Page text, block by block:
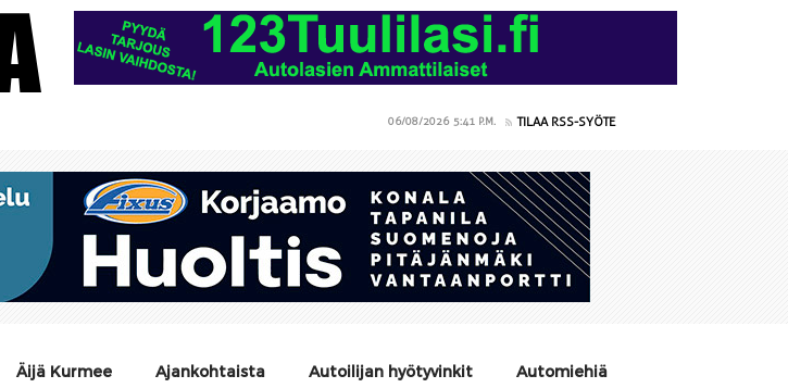
06/08/2026 5:41 P.M. TILAA RSS-SYÖTE
Äijä Kurmee Ajankohtaista Autoilijan hyötyvinkit Automiehiä